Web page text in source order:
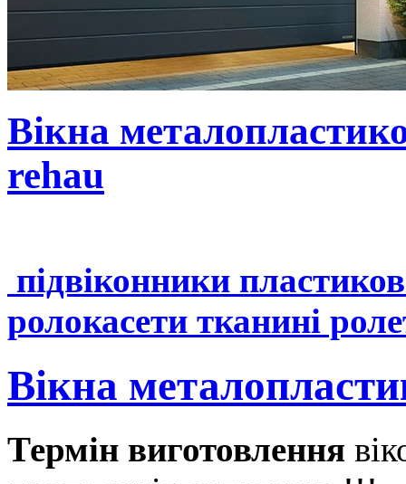
Вікна
rehau
підвіконники
ролокасети тканині
Вікна
Термін виготовлення